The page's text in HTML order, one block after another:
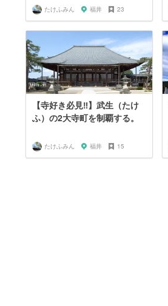
たけふみん 福井 23
【寺好き必見‼】武生（たけ
ふ）の2大寺町を制覇する。
たけふみん 福井 15